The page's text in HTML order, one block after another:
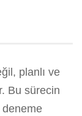
planlı ve
Bu sürecin